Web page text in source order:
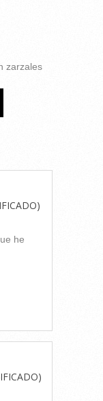
zarzales
he